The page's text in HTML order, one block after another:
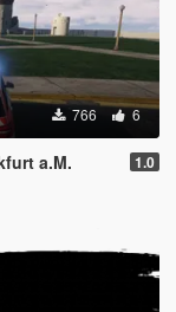
766 6
a.M. 1.0